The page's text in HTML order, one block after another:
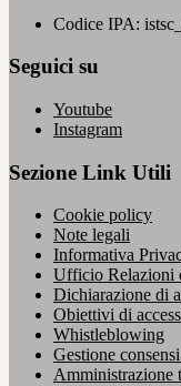
Codice IPA:
Seguici su
Youtube
Instagram
Sezione Link Utili
Cookie policy
Note legali
Informativa
Ufficio Relazioni
Dichiarazione di
Obiettivi di
Whistleblowing
Gestione
Amministrazione